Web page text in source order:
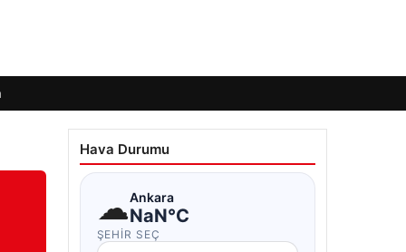
Hava Durumu
☁Ankara
NaN°C
ŞEHIR SEÇ